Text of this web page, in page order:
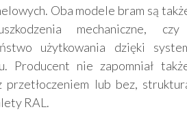
Oba modele bram są
mechaniczne,
użytkowania dzięki
Producent nie zapomniał
przetłoczeniem lub bez,
RAL.